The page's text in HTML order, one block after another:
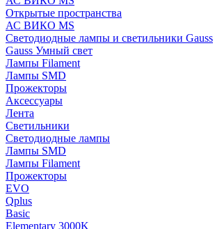
Открытые пространства
АС ВИКО MS
Светодиодные лампы и светильники Gauss
Gauss Умный свет
Лампы Filament
Лампы SMD
Прожекторы
Аксессуары
Лента
Светильники
Светодиодные лампы
Лампы SMD
Лампы Filament
Прожекторы
EVO
Qplus
Basic
Elementary 3000K